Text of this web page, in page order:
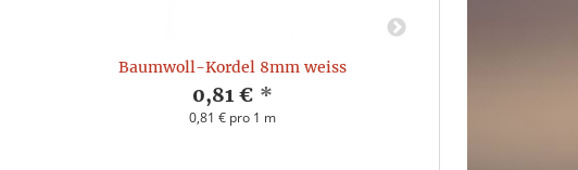
Baumwoll-Kordel 8mm weiss
0,81 € *
0,81 € pro 1 m